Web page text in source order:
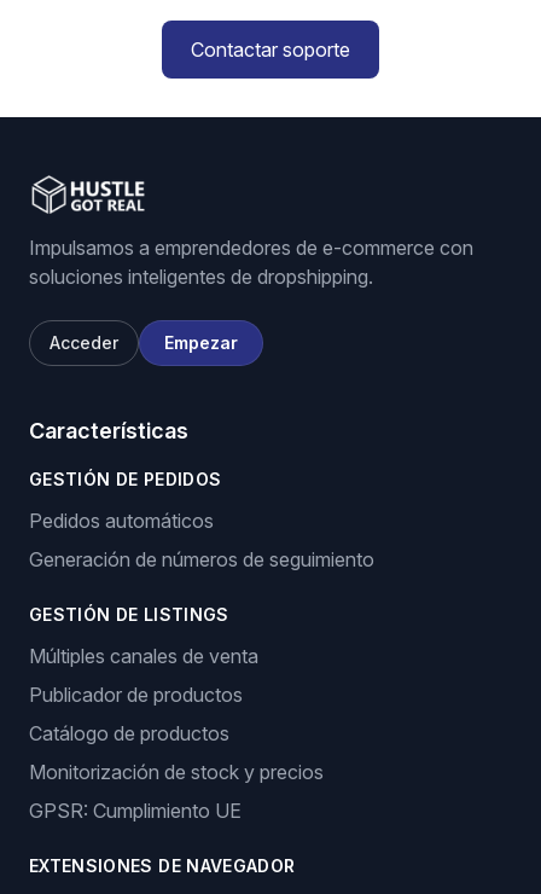
Contactar soporte
Impulsamos a emprendedores de e-commerce con
soluciones inteligentes de dropshipping.
Acceder Empezar
Características
GESTIÓN DE PEDIDOS
Pedidos automáticos
Generación de números de seguimiento
GESTIÓN DE LISTINGS
Múltiples canales de venta
Publicador de productos
Catálogo de productos
Monitorización de stock y precios
GPSR: Cumplimiento UE
EXTENSIONES DE NAVEGADOR